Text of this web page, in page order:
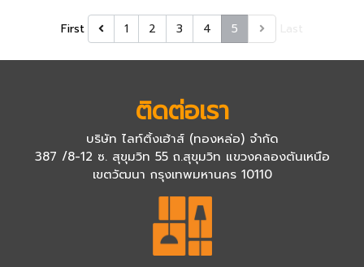
First 1 2 3 4 5
ติดต่อเรา
บริษัท ไลท์ติ้งเฮ้าส์ (ทองหล่อ) จำกัด
387 /8-12 ซ. สุขุมวิท 55 ถ.สุขุมวิท แขวงคลองตันเหนือ
เขตวัฒนา กรุงเทพมหานคร 10110